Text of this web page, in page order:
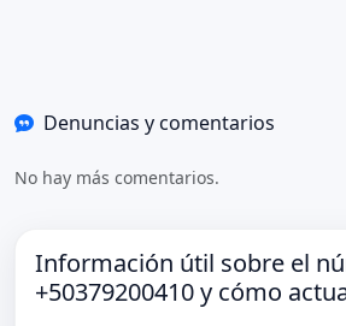
Denuncias y comentarios
No hay más comentarios.
Información útil sobre el
+50379200410 y cómo